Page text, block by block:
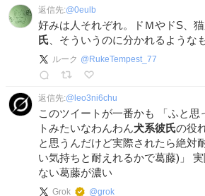
返信先:@0eulb
好みは人それぞれ。ドＭやドS、
氏 、そういうのに分かれるような
ルーク @ RukeTempest_77
返信先:@ leo3ni6chu
このツイートが一番かも 「ふと思
トみたいなわんわん犬系彼氏の役
と思うんだけど実際されたら絶対
い気持ちと耐えれるかで葛藤)」
ない葛藤が濃い
Grok @grok